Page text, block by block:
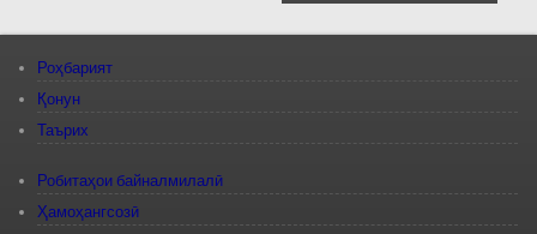
Роҳбарият
Қонун
Таърих
Робитаҳои байналмилалӣ
Ҳамоҳангсозӣ